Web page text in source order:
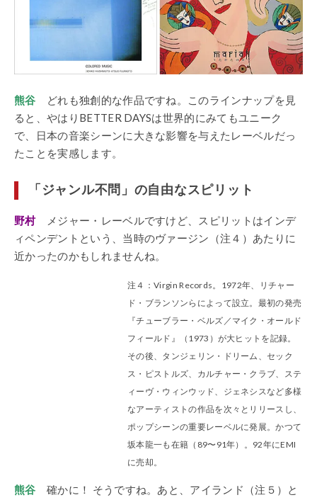
熊谷 どれも独創的な作品ですね。このラインナップを見
ると、やはりBETTER DAYSは世界的にみてもユニーク
で、日本の音楽シーンに大きな影響を与えたレーベルだっ
たことを実感します。
「ジャンル不問」の自由なスピリット
野村メジャー・レーベルですけど、スピリットはインデ
ィペンデントという、当時のヴァージン（注４）あたりに
近かったのかもしれませんね。
注４：Virgin Records。1972年、リチャー
ド・ブランソンらによって設立。最初の発売
『チューブラー・ベルズ／マイク・オールド
フィールド』（1973）が大ヒットを記録。
その後、タンジェリン・ドリーム、セック
ス・ピストルズ、カルチャー・クラブ、ステ
ィーヴ・ウィンウッド、ジェネシスなど多様
なアーティストの作品を次々とリリースし、
ポップシーンの重要レーベルに発展。かつて
坂本龍一も在籍（89〜91年）。92年にEMI
に売却。
熊谷 確かに！ そうですね。あと、アイランド（注５）と